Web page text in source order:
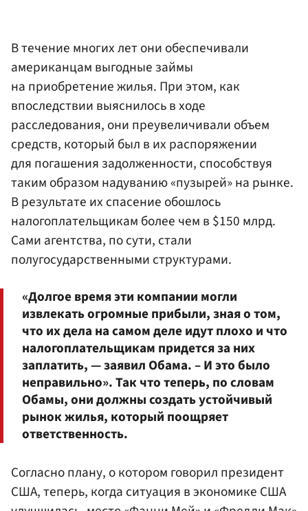
В течение многих лет они обеспечивали
американцам выгодные займы
на приобретение жилья. При этом, как
впоследствии выяснилось в ходе
расследования, они преувеличивали объем
средств, который был в их распоряжении
для погашения задолженности, способствуя
таким образом надуванию «пузырей» на рынке.
В результате их спасение обошлось
налогоплательщикам более чем в $150 млрд.
Сами агентства, по сути, стали
полугосударственными структурами.
«Долгое время эти компании могли
извлекать огромные прибыли, зная о том,
что их дела на самом деле идут плохо и что
налогоплательщикам придется за них
заплатить, — заявил Обама. – И это было
неправильно». Так что теперь, по словам
Обамы, они должны создать устойчивый
рынок жилья, который поощряет
ответственность.
Согласно плану, о котором говорил президент
США, теперь, когда ситуация в экономике США